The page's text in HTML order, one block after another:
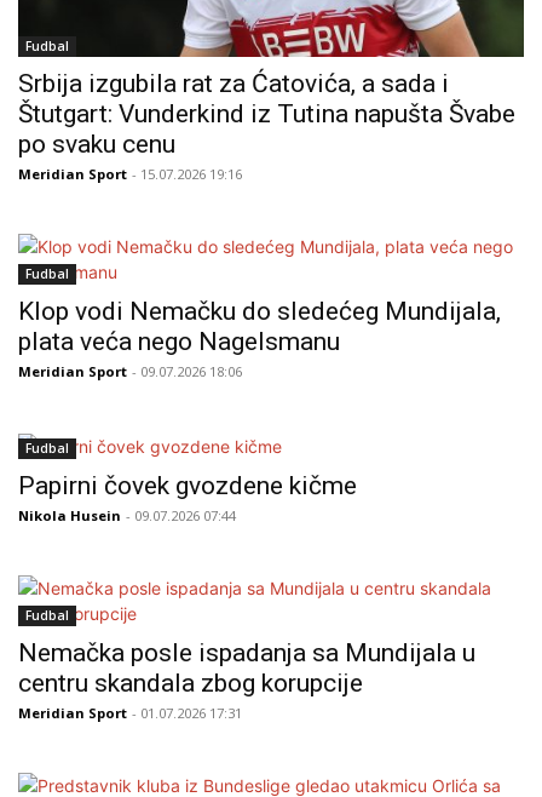
Fudbal
Srbija izgubila rat za Ćatovića, a sada i
Štutgart: Vunderkind iz Tutina napušta Švabe
po svaku cenu
Meridian Sport - 15.07.2026 19:16
Fudbal
Klop vodi Nemačku do sledećeg Mundijala,
plata veća nego Nagelsmanu
Meridian Sport - 09.07.2026 18:06
Fudbal
Papirni čovek gvozdene kičme
Nikola Husein - 09.07.2026 07:44
Fudbal
Nemačka posle ispadanja sa Mundijala u
centru skandala zbog korupcije
Meridian Sport - 01.07.2026 17:31